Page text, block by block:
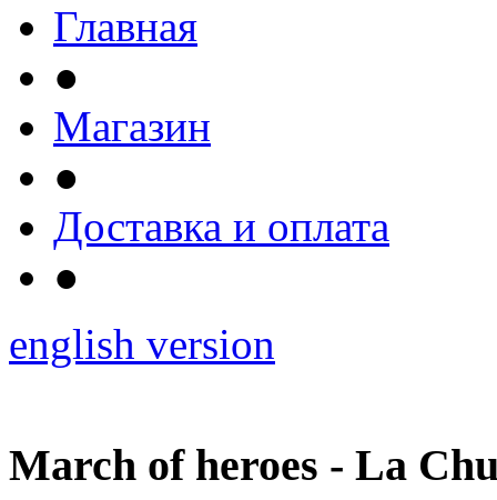
Главная
●
Магазин
●
Доставка и оплата
●
english version
March of heroes - La